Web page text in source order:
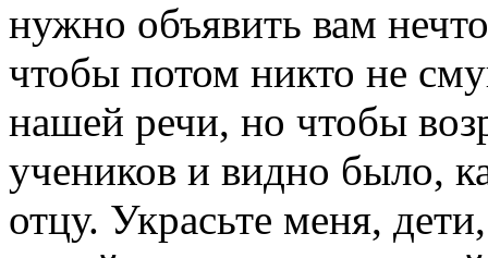
нужно объявить вам
чтобы потом никто не
нашей речи, но чтобы
учеников и видно было,
отцу. Украсьте меня,